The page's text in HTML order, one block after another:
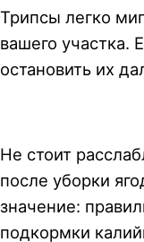
Трипсы легко
вашего
остановить их
Не стоит
после уборки
значение:
подкормки